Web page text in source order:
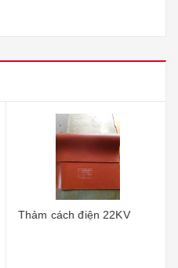
Thảm cách điện 22KV